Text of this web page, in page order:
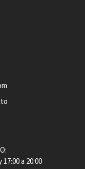
a 20:00